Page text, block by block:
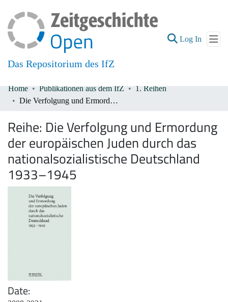
Das Repositorium des IfZ
Log In (current)
Communities & Collections
Home Publikationen aus dem IfZ
1. Reihen
Die Verfolgung und Ermordung der europäischen Juden durch das nationalsozialistische Deutschland 1933–1945
Reihe: Die Verfolgung und Ermordung
der europäischen Juden durch das
nationalsozialistische Deutschland
1933–1945
Date